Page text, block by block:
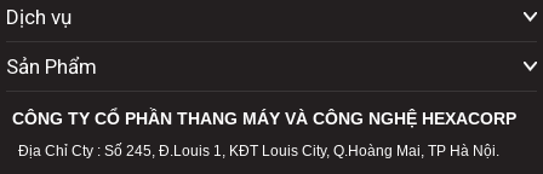
Dịch vụ
Sản Phẩm
CÔNG TY CỔ PHẦN THANG MÁY VÀ CÔNG NGHỆ HEXACORP
Địa Chỉ Cty : Số 245, Đ.Louis 1, KĐT Louis City, Q.Hoàng Mai, TP Hà Nội.